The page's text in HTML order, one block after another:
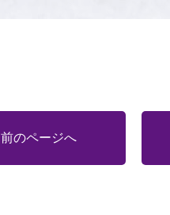
前のページへ